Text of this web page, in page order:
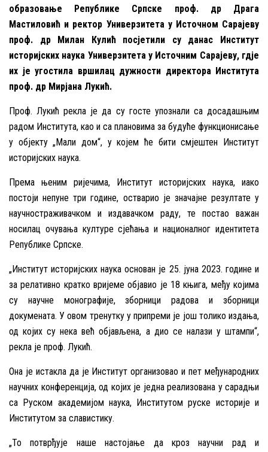
образовање Републике Српске проф. др Драга
Мастиловић и ректор Универзитета у Источном Сарајеву
проф. др Милан Кулић посјетили су данас Институт
историјских наука Универзитета у Источним Сарајеву, гдје
их је угостила вршилац дужности директора Института
проф. др Мирјана Лукић.
Проф. Лукић рекла је да су госте упознали са досадашњим
радом Института, као и са плановима за будуће функционисање
у објекту „Мали дом“, у којем ће бити смјештен Институт
историјских наука.
Према њеним ријечима, Институт историјских наука, иако
постоји непуне три године, остварио је значајне резултате у
научностраживачком и издавачком раду, те постао важан
носилац очувања културе сјећања и националног идентитета
Републике Српске.
„Институт историјских наука основан је 25. јуна 2023. године и
за релативно кратко вријеме објавио је 18 књига, међу којима
су научне монографије, зборници радова и зборници
докумената. У овом тренутку у припреми је још толико издања,
од којих су нека већ објављена, а дио се налази у штампи“,
рекла је проф. Лукић.
Она је истакла да је Институт организовао и пет међународних
научних конференција, од којих је једна реализована у сарадњи
са Руском академијом наука, Институтом руске историје и
Институтом за славистику.
„То потврђује наше настојање да кроз научни рад и